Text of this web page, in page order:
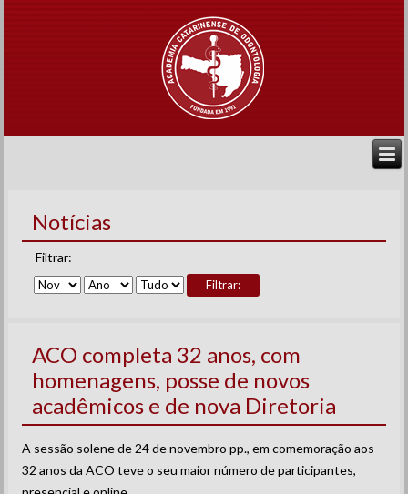
Notícias
Filtrar:
Filtrar:
ACO completa 32 anos, com
homenagens, posse de novos
acadêmicos e de nova Diretoria
A sessão solene de 24 de novembro pp., em comemoração aos
32 anos da ACO teve o seu maior número de participantes,